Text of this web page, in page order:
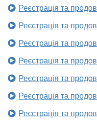
Реєстрація та
Реєстрація та
Реєстрація та
Реєстрація та
Реєстрація та
Реєстрація та
Реєстрація та